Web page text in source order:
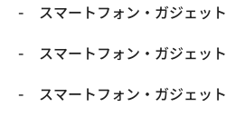
スマートフォン・ガジェット
スマートフォン・ガジェット
スマートフォン・ガジェット